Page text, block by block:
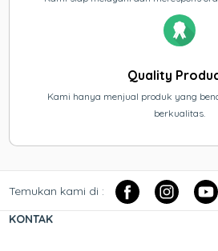
Quality
Kami hanya menjual produk yang
berkualitas.
Temukan kami di :
KONTAK